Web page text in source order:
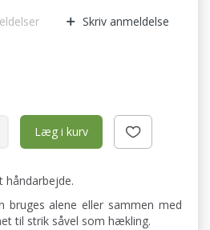
Skriv anmeldelse
Læg i kurv
bruges alene eller sammen med
til strik såvel som hækling.